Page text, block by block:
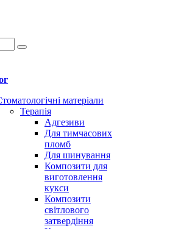
матеріали
Терапія
Адгезиви
Для тимчасових
пломб
Для шинування
Композити для
виготовлення
кукси
Композити
світлового
затвердіння